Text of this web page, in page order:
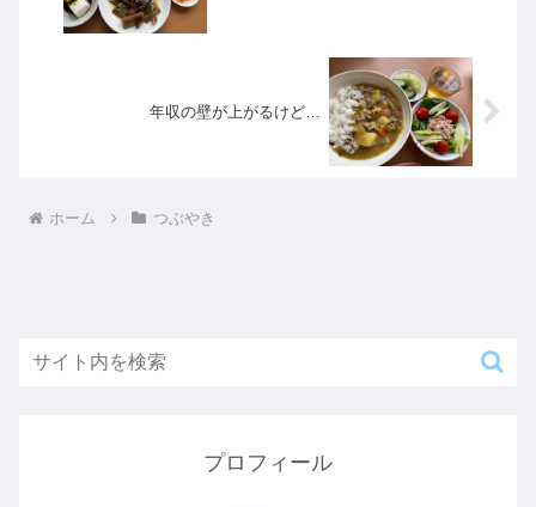
年収の壁が上がるけど…
ホーム つぶやき
プロフィール